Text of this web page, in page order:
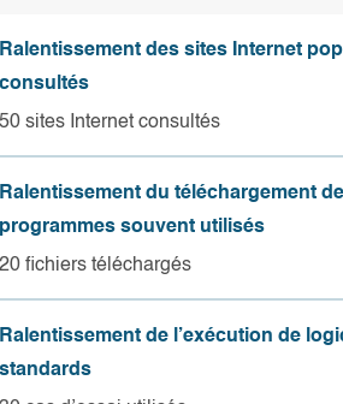
Ralentissement des sites Internet
consultés
50 sites Internet consultés
Ralentissement du téléchargement de
programmes souvent utilisés
20 fichiers téléchargés
Ralentissement de l’exécution de
standards